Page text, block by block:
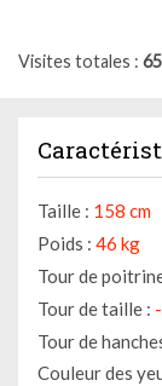
Visites totales 65
Taille : 158 cm
Poids : 46 kg
Tour de
Tour de taille : -
Tour de
Couleur des